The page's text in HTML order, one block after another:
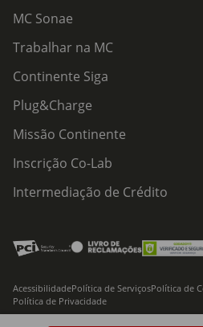
MC Sonae
Trabalhar na MC
Continente Siga
Plug&Charge
Missão Continente
Inscrição Co-Lab
Intermediação de Crédito
AcessibilidadePolítica de ServiçosPolítica de
Política de Privacidade